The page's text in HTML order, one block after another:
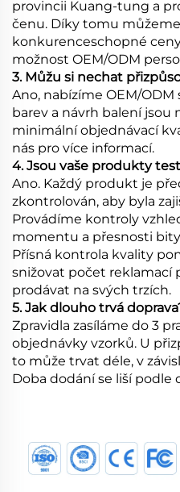
provincii Kuang-tung a
čenu. Díky tomu
konkurenceschopné
možnost OEM/ODM
3. Můžu si nechat
Ano, nabízíme OEM/ODM
barev a návrh balení jsou
minimální objednávací
nás pro více informací.
4. Jsou vaše produkty
Ano. Každý produkt je
zkontrolován, aby byla
Provádíme kontroly
momentu a přesnosti
Přísná kontrola kvality
snižovat počet reklamací
prodávat na svých trzích.
5. Jak dlouho trvá
Zpravidla zasíláme do 3
objednávky vzorků. U
to může trvat déle, v
Doba dodání se liší podle